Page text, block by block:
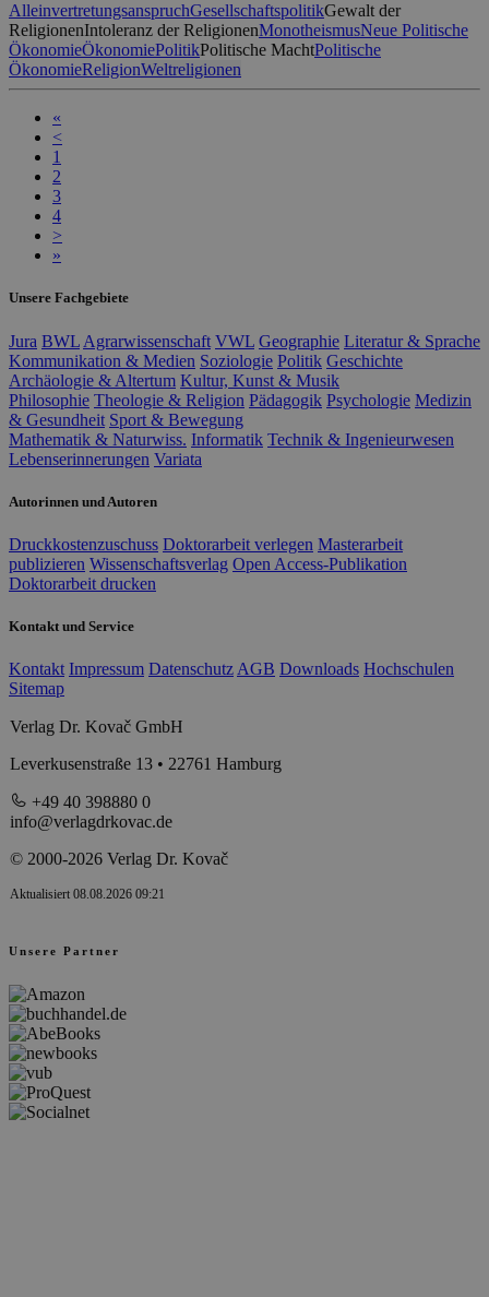
AlleinvertretungsanspruchGesellschaftspolitikGewalt der
ReligionenIntoleranz der ReligionenMonotheismusNeue Politische
ÖkonomieÖkonomiePolitikPolitische MachtPolitische
ÖkonomieReligionWeltreligionen
«
<
1
2
3
4
>
»
Unsere Fachgebiete
Jura BWL Agrarwissenschaft VWL Geographie Literatur & Sprache
Kommunikation & Medien Soziologie Politik Geschichte
Archäologie & Altertum Kultur, Kunst & Musik
Philosophie Theologie & Religion Pädagogik Psychologie Medizin
& Gesundheit Sport & Bewegung
Mathematik & Naturwiss. Informatik Technik & Ingenieurwesen
Lebenserinnerungen Variata
Autorinnen und Autoren
Druckkostenzuschuss Doktorarbeit verlegen Masterarbeit
publizieren Wissenschaftsverlag Open Access-Publikation
Doktorarbeit drucken
Kontakt und Service
Kontakt Impressum Datenschutz AGB Downloads Hochschulen
Sitemap
Verlag Dr. Kovač GmbH
Leverkusenstraße 13 • 22761 Hamburg
+49 40 398880 0
info@verlagdrkovac.de
© 2000-2026 Verlag Dr. Kovač
Aktualisiert 08.08.2026 09:21
Unsere Partner